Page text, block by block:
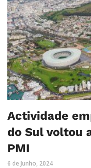
Actividade
do Sul voltou
PMI
6 de Junho, 2024